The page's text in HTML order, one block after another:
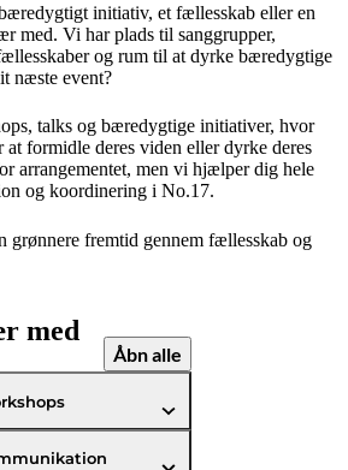
initiativ, et fællesskab eller en
med. Vi har plads til sanggrupper,
og rum til at dyrke bæredygtige
næste event?
talks og bæredygtige initiativer, hvor
formidle deres viden eller dyrke deres
arrangementet, men vi hjælper dig hele
og koordinering i No.17.
grønnere fremtid gennem fællesskab og
med
Åbn alle